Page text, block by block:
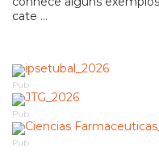
cate ...
Pub
Pub
Pub